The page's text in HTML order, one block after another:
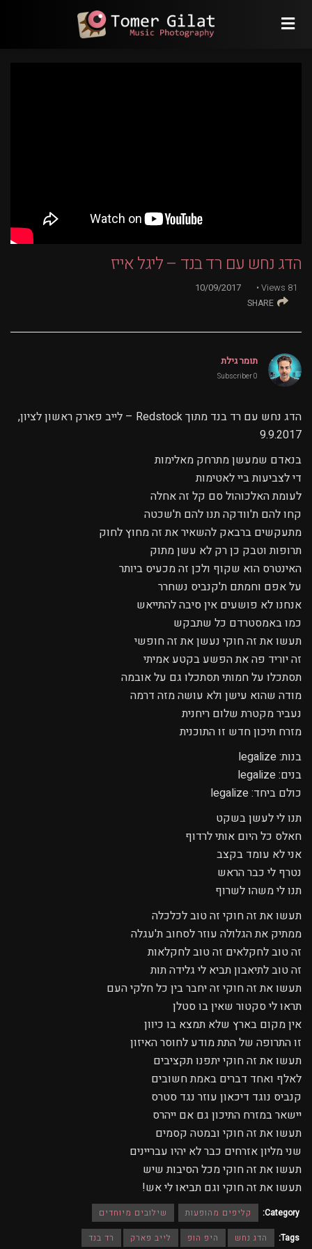
הדג נחש עם רד בנד – ליגל אייז
81
Views
10/09/2017
SHARE
תומר גילת
0 Subscriber
הדג נחש עם רד בנד מתוך Redstock – לייב פארק ראשון לציון,
9.9.2017
בנאדם שמעשן מתרחק מאלימות
די לצביעות ביי לאטימות
לעומת האלכוהול סם קל זה אחלה
קחו להם ת'וודקה תנו להם ת'שכטה
מתעקשים ברבאק להשאיר את זה מחוץ לחוק
תרופות וטבק כן רק לא עשן מתוק
האינטרס הוא שקוף ולכן זה מכעיס ביותר
על אפם וחמתם ת'קנביס נשחרר
אנחנו לא פושעים אין סיבה להתייאש
כמו באמסטרדם כל שתבקש
תעשו את זה חוקי נעשן את זה חופשי
זה יוריד פה את הפשע בקטע אמיתי
תסתכלו על חמותי תסתכלו גם על אובמה
מודה שהוא עישן ולא עושה מזה דרמה
נעביר מקטרת שלום ריחנית
מזרח תיכון חדש זו התוכנית
בנות: legalize
בנים: legalize
כולם ביחד: legalize
תנו לי לעשן בשקט
חאלס כל היום אותי לרדוף
אני לא עומד בקצב
נטרף לי כבר הראש
תנו לי משהו לשרוף
תעשו את זה חוקי זה טוב לכלכלה
ממתיק את הגלולה עוזר לסחוב ת'עגלה
זה טוב לחקלאים זה טוב לחקלאות
זה טוב לתיאבון תביא לי גלידה תות
תעשו את זה חוקי זה יחבר בין כל חלקי העם
תראו לי סקטור שאין בו סטלן
אין מקום בארץ שלא תמצא בו כיוון
זו התרופה של התת מודע לחוסר האיזון
תעשו את זה חוקי יתפנו תקציבים
לאלף ואחד דברים באמת חשובים
קנביס נוגד דיכאון עוזר נגד סטרס
יישאר במזרח התיכון גם אם ייהרס
תעשו את זה חוקי ובמטה קסמים
שני מליון אזרחים כבר לא יהיו עבריינים
תעשו את זה חוקי מכל הסיבות שיש
תעשו את זה חוקי וגם תביאו לי אש!
Category: קליפים מהופעות
שילובים מיוחדים
Tags:
הדג נחש היפ הופ לייב פארק רד בנד